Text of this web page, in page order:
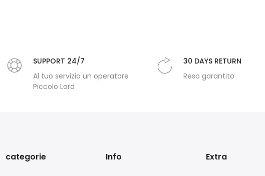
SUPPORT 24/7
Al tuo servizio un operatore
Piccolo Lord
30 DAYS RETURN
Reso garantito
categorie Info Extra